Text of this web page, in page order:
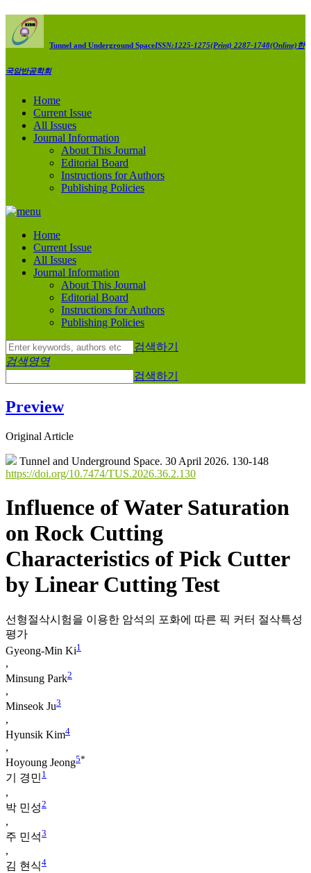
Tunnel and Underground SpaceISSN:1225-1275(Print) 2287-1748(Online) 한
국암반공학회
Home
Current Issue
All Issues
Journal Information
About This Journal
Editorial Board
Instructions for Authors
Publishing Policies
Home
Current Issue
All Issues
Journal Information
About This Journal
Editorial Board
Instructions for Authors
Publishing Policies
검색하기
검색영역
검색하기
Preview
Original Article
Tunnel and Underground Space. 30 April 2026. 130-148
https://doi.org/10.7474/TUS.2026.36.2.130
Influence of Water Saturation
on Rock Cutting
Characteristics of Pick Cutter
by Linear Cutting Test
선형절삭시험을 이용한 암석의 포화에 따른 픽 커터 절삭특성
평가
Gyeong-Min Ki1
,
Minsung Park2
,
Minseok Ju3
,
Hyunsik Kim4
,
Hoyoung Jeong5*
기 경민 1
,
박 민성2
,
주 민석3
,
김 현식4